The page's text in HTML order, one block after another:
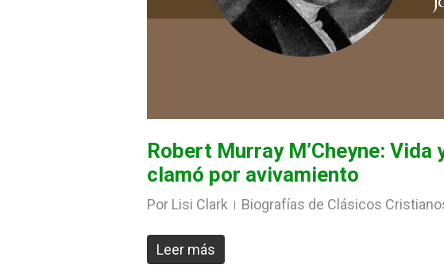
Robert Murray M’Cheyne:
clamó por avivamiento
Por Lisi Clark Biografías de Clásicos
Leer más